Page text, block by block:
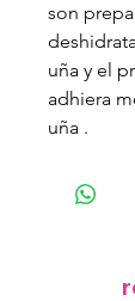
son
uña y el
adhiera
uña .